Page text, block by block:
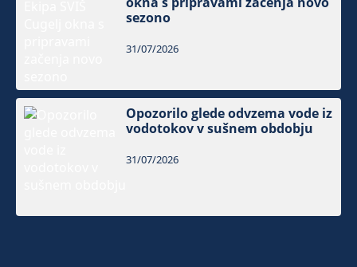
sezono
31/07/2026
Opozorilo glede odvzema vode iz
vodotokov v sušnem obdobju
31/07/2026